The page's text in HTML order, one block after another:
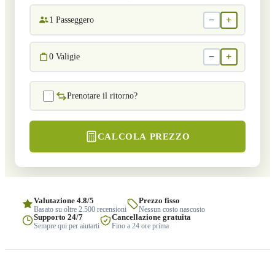
1 Passeggero − +
0 Valigie − +
Prenotare il ritorno?
CALCOLA PREZZO
Valutazione 4.8/5
Basato su oltre 2.500 recensioni
Prezzo fisso
Nessun costo nascosto
Supporto 24/7
Sempre qui per aiutarti
Cancellazione gratuita
Fino a 24 ore prima